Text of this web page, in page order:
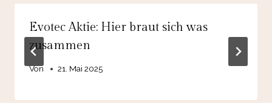
Evotec Aktie: Hier braut sich was
zusammen
Von 21. Mai 2025